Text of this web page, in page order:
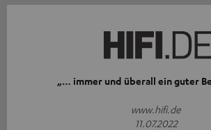
„… immer und überall ein guter
www.hifi.de
11.07.2022